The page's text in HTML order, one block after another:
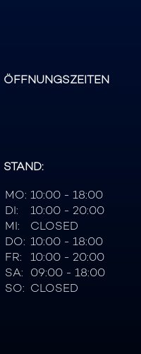
ÖFFNUNGSZEITEN
STAND:
MO: 10:00 - 18:00
DI:
10:00 - 20:00
MI:
CLOSED
DO: 10:00 - 18:00
FR:
10:00 - 20:00
SA: 09:00 - 18:00
SO: CLOSED